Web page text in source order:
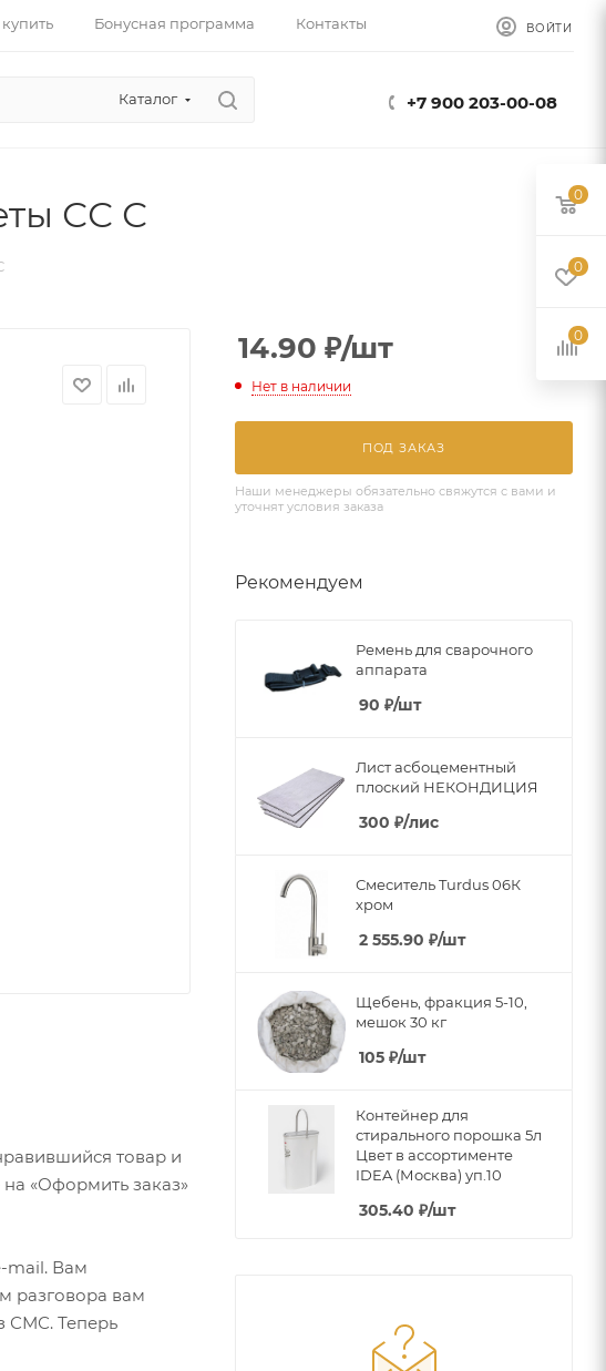
Бонусная программа Контакты ВОЙТИ
Каталог +7 900 203-00-08
СС С
товар и
«Оформить заказ»
mail. Вам
разговора вам
СМС. Теперь
14.90 ₽/шт
Нет в наличии
ПОД ЗАКАЗ
Наши менеджеры обязательно свяжутся с вами и
уточнят условия заказа
Рекомендуем
Ремень для сварочного
аппарата
90 ₽/шт
Лист асбоцементный
плоский НЕКОНДИЦИЯ
300 ₽/лис
Смеситель Turdus 06К
хром
2 555.90 ₽/шт
Щебень, фракция 5-10,
мешок 30 кг
105 ₽/шт
Контейнер для
стирального порошка 5л
Цвет в ассортименте
IDEA (Москва) уп.10
305.40 ₽/шт
0
0
0